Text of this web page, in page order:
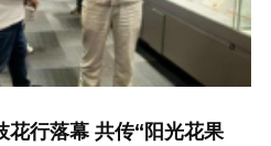
行落幕 共传“阳光花果